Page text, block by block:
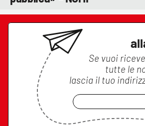
Se vuoi
tutte le
lascia il tuo